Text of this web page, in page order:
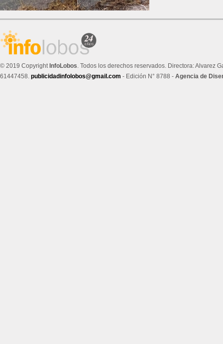
© 2019 Copyright InfoLobos . Todos los derechos reservados. Directora: Alvarez
61447458. publicidadinfolobos@gmail.com - Edición N° 8788 - Agencia de